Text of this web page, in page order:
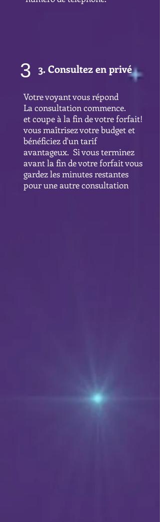
3 3. Consultez en privé
Votre voyant vous répond
La consultation commence.
et coupe à la fin de votre forfait!
vous maîtrisez votre budget et
bénéficiez d'un tarif
avantageux. Si vous terminez
avant la fin de votre forfait vous
gardez les minutes restantes
pour une autre consultation